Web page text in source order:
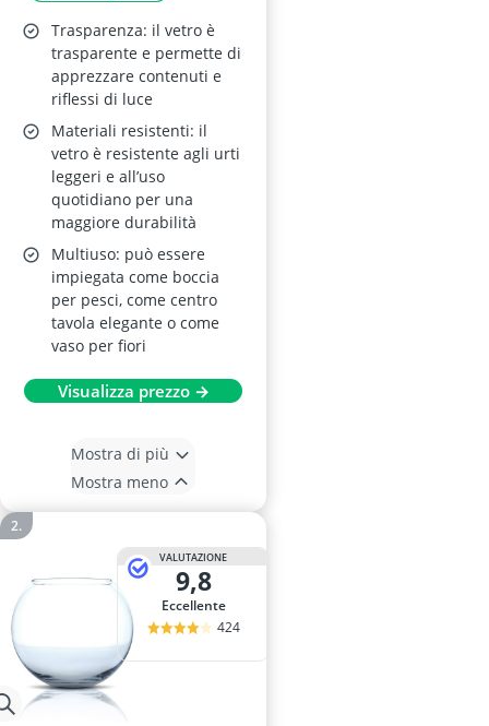
Trasparenza: il vetro è
trasparente e permette di
apprezzare contenuti e
riflessi di luce
Materiali resistenti: il
vetro è resistente agli urti
leggeri e all’uso
quotidiano per una
maggiore durabilità
Multiuso: può essere
impiegata come boccia
per pesci, come centro
tavola elegante o come
vaso per fiori
Visualizza prezzo →
Mostra di più
Mostra meno
VALUTAZIONE
9,8
Eccellente
424